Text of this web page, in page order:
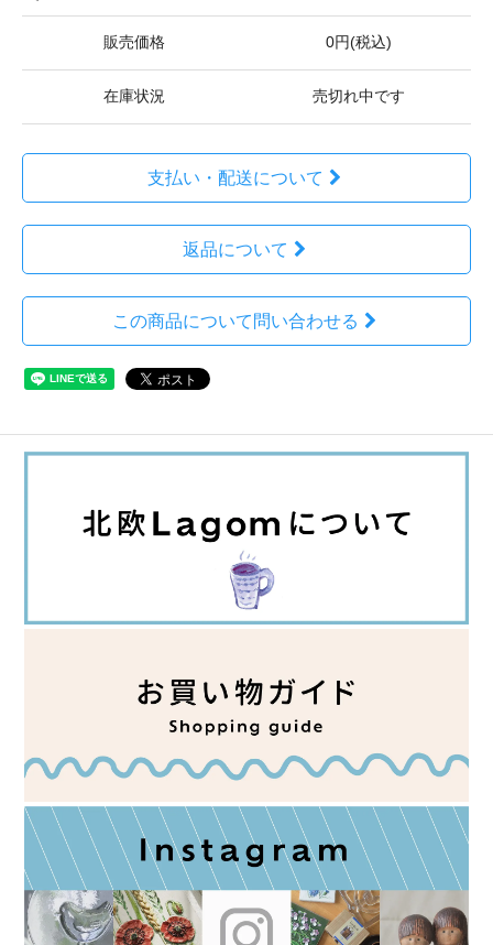
販売価格 0円(税込)
在庫状況 売切れ中です
支払い・配送について
返品について
この商品について問い合わせる